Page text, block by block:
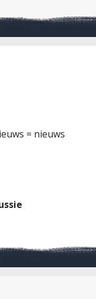
= nieuws